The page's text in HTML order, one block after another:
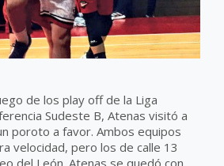
de los play off de la Liga
Sudeste B, Atenas visitó a
poroto a favor. Ambos equipos
velocidad, pero los de calle 13